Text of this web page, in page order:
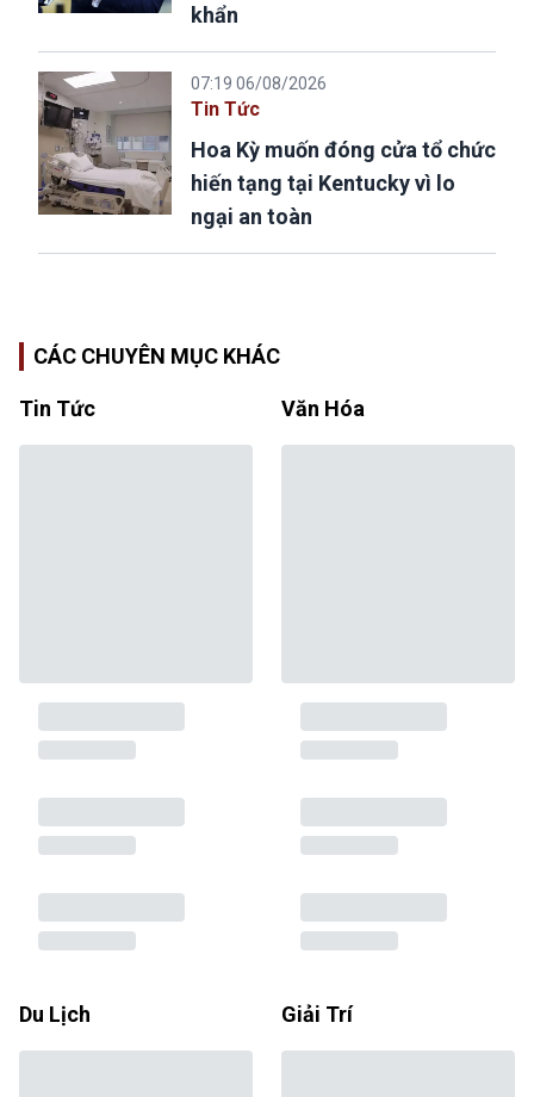
khẩn
07:19 06/08/2026
Tin Tức
Hoa Kỳ muốn đóng cửa tổ chức
hiến tạng tại Kentucky vì lo
ngại an toàn
CÁC CHUYÊN MỤC KHÁC
Tin Tức Văn Hóa
Du Lịch Giải Trí